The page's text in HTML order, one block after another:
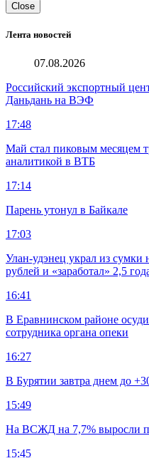
Close
Лента новостей
07.08.2026
Российский экспортный
Даньдань на ВЭФ
17:48
Май стал пиковым месяцем
аналитикой в ВТБ
17:14
Парень утонул в Байкале
17:03
Улан-удэнец украл из сумки
рублей и «заработал» 2,5
16:41
В Еравнинском районе
сотрудника органа опеки
16:27
В Бурятии завтра днем до
15:49
На ВСЖД на 7,7% выросли
15:45